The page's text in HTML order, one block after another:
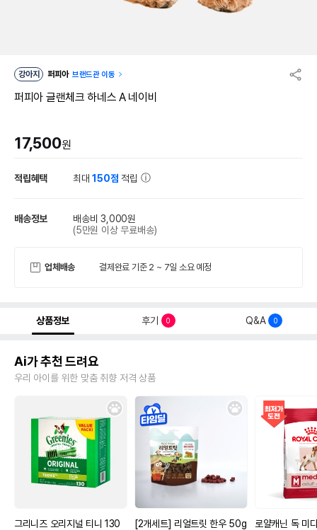
강아지 퍼피아 브랜드관 이동
퍼피아 글랜체크 하네스 A 네이비
17,500원
적립혜택 최대150점 적립
배송정보
배송비 3,000원
(5만원 이상 무료배송)
업체배송 결제완료 기준 2 ~ 7일 소요 예정
상품정보 후기 0 Q&A 0
Ai가 추천 드려요
우리 아이를 위한 맞춤 취향 저격 상품
그리니즈 오리지널 티니 130
[2개세트] 리얼트릿 한우 50g
로얄캐닌 독 미